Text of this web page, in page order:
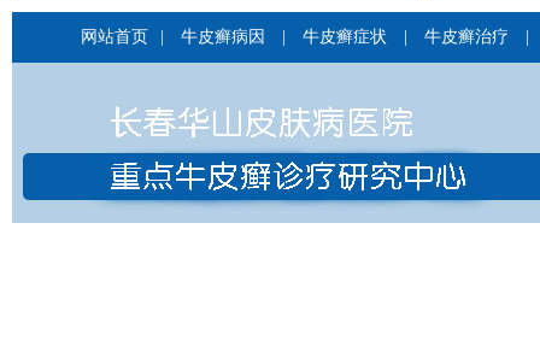
网站首页 牛皮癣病因 牛皮癣症状 牛皮癣治疗